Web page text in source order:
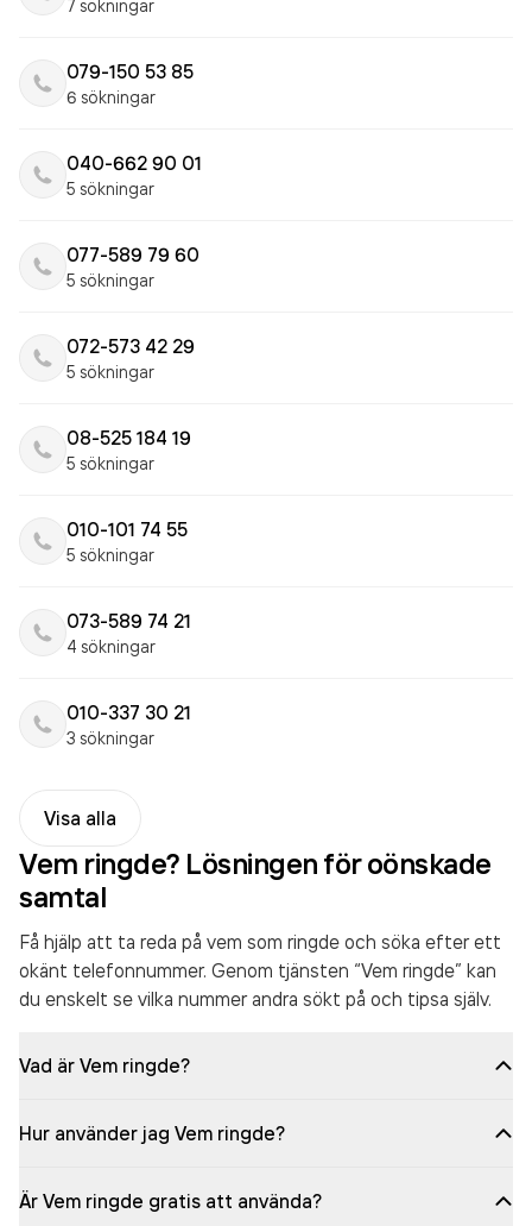
7 sökningar
079-150 53 85
6 sökningar
040-662 90 01
5 sökningar
077-589 79 60
5 sökningar
072-573 42 29
5 sökningar
08-525 184 19
5 sökningar
010-101 74 55
5 sökningar
073-589 74 21
4 sökningar
010-337 30 21
3 sökningar
Visa alla
Vem ringde? Lösningen för oönskade
samtal
Få hjälp att ta reda på vem som ringde och söka efter ett
okänt telefonnummer. Genom tjänsten “Vem ringde” kan
du enskelt se vilka nummer andra sökt på och tipsa själv.
Vad är Vem ringde?
Hur använder jag Vem ringde?
Är Vem ringde gratis att använda?